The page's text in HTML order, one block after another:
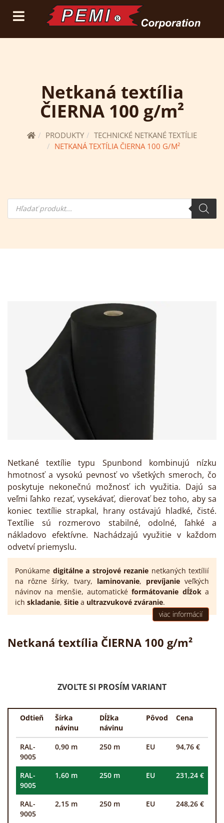
prihlásiť sa (current)registrácia
Netkaná textília
ČIERNA 100 g/m²
PRODUKTY
TECHNICKÉ NETKANÉ TEXTÍLIE
NETKANÁ TEXTÍLIA ČIERNA 100 G/M²
Hľadanie
produktov
Netkané textílie typu Spunbond kombinujú nízku
hmotnosť a vysokú pevnosť vo všetkých smeroch, čo
poskytuje nekonečnú možnosť ich využitia. Dajú sa
veľmi ľahko rezať, vysekávať, dierovať bez toho, aby sa
koniec textílie strapkal, hrany ostávajú hladké, čisté.
Textílie sú rozmerovo stabilné, odolné, ľahké a
nákladovo efektívne. Nachádzajú využitie v každom
odvetví priemyslu.
Ponúkame digitálne a strojové rezanie netkaných textílií
na rôzne šírky, tvary, laminovanie, prevíjanieveľkých
návinov na menšie, automatickéformátovanie dĺžoka
ich skladanie, šitie a ultrazvukové zváranie.
viac informácií
Netkaná textília ČIERNA 100 g/m²
ZVOĽTE SI PROSÍM VARIANT
Odtieň
Šírka
návinu
Dĺžka
návinu
Pôvod Cena
RAL-
9005
0,90 m 250 m EU 94,76 €
RAL-
9005
1,60 m 250 m EU 231,24 €
RAL-
9005
2,15 m 250 m EU 248,26 €